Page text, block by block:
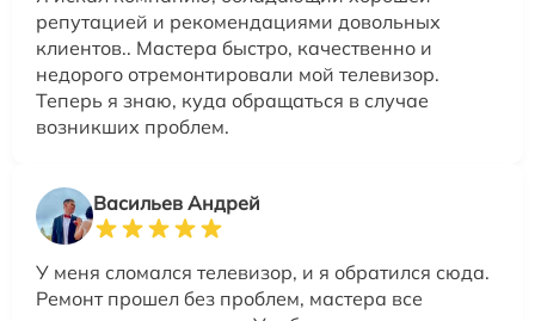
репутацией и рекомендациями довольных
клиентов.. Мастера быстро, качественно и
недорого отремонтировали мой телевизор.
Теперь я знаю, куда обращаться в случае
возникших проблем.
Васильев Андрей
У меня сломался телевизор, и я обратился сюда.
Ремонт прошел без проблем, мастера все